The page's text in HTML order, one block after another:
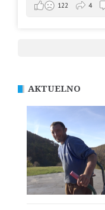
122 4
AKTUELNO